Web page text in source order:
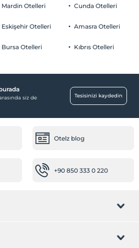
(Tesis disinda)
sandalyesi
ulaşım (15 dakika)
kadar 1 çocuk ücretsizdir
Mardin Otelleri
Eskişehir Otelleri
Bursa Otelleri
Cunda Otelleri
Amasra Otelleri
Kıbrıs Otelleri
siz de
Tesisinizi kaydedin
Otelz blog
+90 850 333 0 220